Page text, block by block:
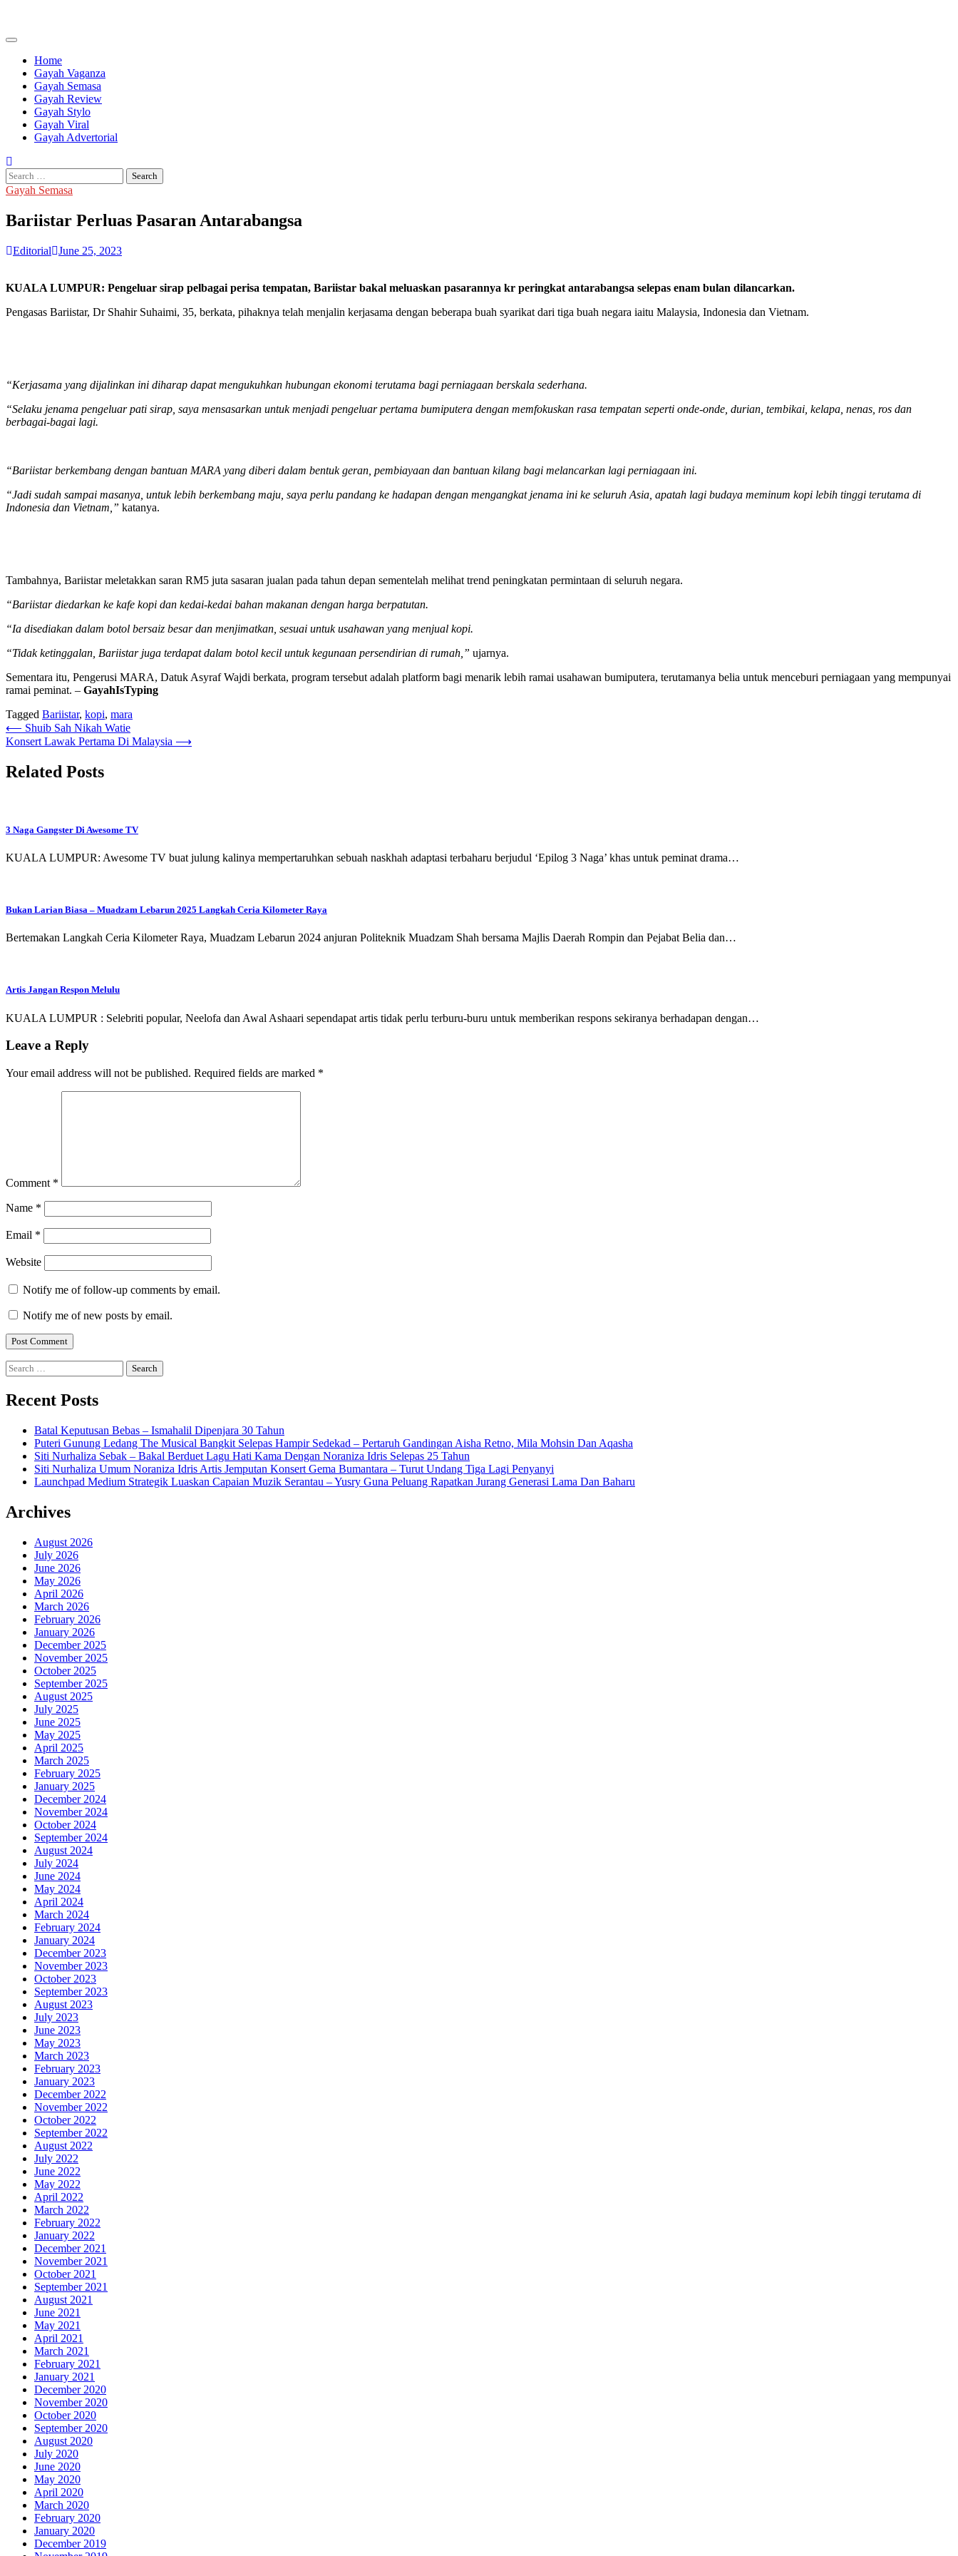
content
Home
Gayah Vaganza
Gayah Semasa
Gayah Review
Gayah Stylo
Gayah Viral
Gayah Advertorial
Search
for:
Gayah Semasa
Bariistar Perluas Pasaran Antarabangsa
Editorial June 25, 2023
KUALA LUMPUR: Pengeluar sirap pelbagai perisa tempatan, Bariistar bakal meluaskan pasarannya kr peringkat antarabangsa selepas enam bulan dilancarkan.
Pengasas Bariistar, Dr Shahir Suhaimi, 35, berkata, pihaknya telah menjalin kerjasama dengan beberapa buah syarikat dari tiga buah negara iaitu Malaysia, Indonesia dan Vietnam.
“Kerjasama yang dijalinkan ini diharap dapat mengukuhkan hubungan ekonomi terutama bagi perniagaan berskala sederhana.
“Selaku jenama pengeluar pati sirap, saya mensasarkan untuk menjadi pengeluar pertama bumiputera dengan memfokuskan rasa tempatan seperti onde-onde, durian, tembikai, kelapa, nenas, ros dan
berbagai-bagai lagi.
“Bariistar berkembang dengan bantuan MARA yang diberi dalam bentuk geran, pembiayaan dan bantuan kilang bagi melancarkan lagi perniagaan ini.
“Jadi sudah sampai masanya, untuk lebih berkembang maju, saya perlu pandang ke hadapan dengan mengangkat jenama ini ke seluruh Asia, apatah lagi budaya meminum kopi lebih tinggi terutama di
Indonesia dan Vietnam,” katanya.
Tambahnya, Bariistar meletakkan saran RM5 juta sasaran jualan pada tahun depan sementelah melihat trend peningkatan permintaan di seluruh negara.
“Bariistar diedarkan ke kafe kopi dan kedai-kedai bahan makanan dengan harga berpatutan.
“Ia disediakan dalam botol bersaiz besar dan menjimatkan, sesuai untuk usahawan yang menjual kopi.
“Tidak ketinggalan, Bariistar juga terdapat dalam botol kecil untuk kegunaan persendirian di rumah,” ujarnya.
Sementara itu, Pengerusi MARA, Datuk Asyraf Wajdi berkata, program tersebut adalah platform bagi menarik lebih ramai usahawan bumiputera, terutamanya belia untuk menceburi perniagaan yang mempunyai
ramai peminat. – GayahIsTyping
Tagged Bariistar, kopi, mara
Post
navigation
⟵ Shuib Sah Nikah Watie
Konsert Lawak Pertama Di Malaysia ⟶
Related Posts
3 Naga Gangster Di Awesome TV
KUALA LUMPUR: Awesome TV buat julung kalinya mempertaruhkan sebuah naskhah adaptasi terbaharu berjudul ‘Epilog 3 Naga’ khas untuk peminat drama…
Bukan Larian Biasa – Muadzam Lebarun 2025 Langkah Ceria Kilometer Raya
Bertemakan Langkah Ceria Kilometer Raya, Muadzam Lebarun 2024 anjuran Politeknik Muadzam Shah bersama Majlis Daerah Rompin dan Pejabat Belia dan…
Artis Jangan Respon Melulu
KUALA LUMPUR : Selebriti popular, Neelofa dan Awal Ashaari sependapat artis tidak perlu terburu-buru untuk memberikan respons sekiranya berhadapan dengan…
Leave a Reply
Your email address will not be published. Required fields are marked *
Comment *
Name *
Email *
Website
Notify me of follow-up comments by email.
Notify me of new posts by email.
Search
for:
Recent Posts
Batal Keputusan Bebas – Ismahalil Dipenjara 30 Tahun
Puteri Gunung Ledang The Musical Bangkit Selepas Hampir Sedekad – Pertaruh Gandingan Aisha Retno, Mila Mohsin Dan Aqasha
Siti Nurhaliza Sebak – Bakal Berduet Lagu Hati Kama Dengan Noraniza Idris Selepas 25 Tahun
Siti Nurhaliza Umum Noraniza Idris Artis Jemputan Konsert Gema Bumantara – Turut Undang Tiga Lagi Penyanyi
Launchpad Medium Strategik Luaskan Capaian Muzik Serantau – Yusry Guna Peluang Rapatkan Jurang Generasi Lama Dan Baharu
Archives
August 2026
July 2026
June 2026
May 2026
April 2026
March 2026
February 2026
January 2026
December 2025
November 2025
October 2025
September 2025
August 2025
July 2025
June 2025
May 2025
April 2025
March 2025
February 2025
January 2025
December 2024
November 2024
October 2024
September 2024
August 2024
July 2024
June 2024
May 2024
April 2024
March 2024
February 2024
January 2024
December 2023
November 2023
October 2023
September 2023
August 2023
July 2023
June 2023
May 2023
March 2023
February 2023
January 2023
December 2022
November 2022
October 2022
September 2022
August 2022
July 2022
June 2022
May 2022
April 2022
March 2022
February 2022
January 2022
December 2021
November 2021
October 2021
September 2021
August 2021
June 2021
May 2021
April 2021
March 2021
February 2021
January 2021
December 2020
November 2020
October 2020
September 2020
August 2020
July 2020
June 2020
May 2020
April 2020
March 2020
February 2020
January 2020
December 2019